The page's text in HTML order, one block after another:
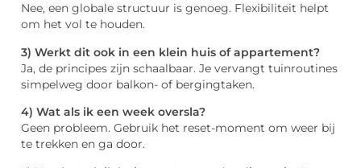
Nee, een globale structuur is genoeg. Flexibiliteit helpt
om het vol te houden.
3) Werkt dit ook in een klein huis of appartement?
Ja, de principes zijn schaalbaar. Je vervangt tuinroutines
simpelweg door balkon- of bergingtaken.
4) Wat als ik een week oversla?
Geen probleem. Gebruik het reset-moment om weer bij
te trekken en ga door.